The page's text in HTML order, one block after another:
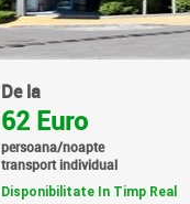
De la
62 Euro
persoana/noapte
transport individual
Disponibilitate In Timp Real